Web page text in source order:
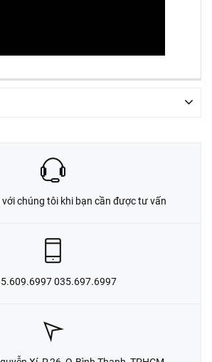
với chúng tôi khi bạn cần được tư vấn
035.697.6997